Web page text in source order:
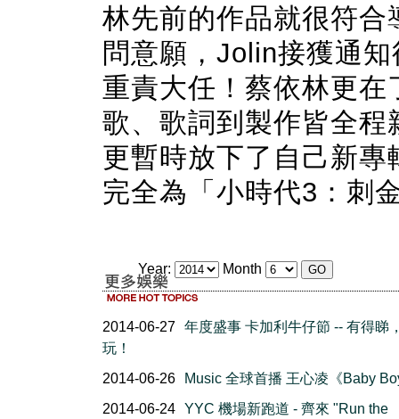
林先前的作品就很符
問意願，Jolin接獲通
重責大任！蔡依林更
歌、歌詞到製作皆全
更暫時放下了自己新
完全為「小時代3：刺
Year: Month
2014-06-27 年度盛事 卡加利牛仔節 -- 有得睇
玩！
2014-06-26
Music 全球首播 王心凌《Baby
2014-06-24 YYC 機場新跑道 - 齊來 "Run the